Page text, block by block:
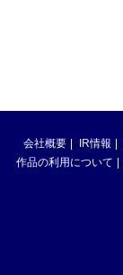
会社概要 IR情報
作品の利用について